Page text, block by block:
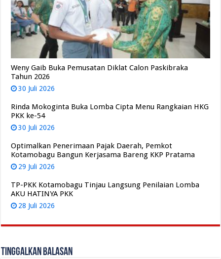
Weny Gaib Buka Pemusatan Diklat Calon Paskibraka
Tahun 2026
30 Juli 2026
Rinda Mokoginta Buka Lomba Cipta Menu Rangkaian HKG
PKK ke-54
30 Juli 2026
Optimalkan Penerimaan Pajak Daerah, Pemkot
Kotamobagu Bangun Kerjasama Bareng KKP Pratama
29 Juli 2026
TP-PKK Kotamobagu Tinjau Langsung Penilaian Lomba
AKU HATINYA PKK
28 Juli 2026
Tinggalkan Balasan